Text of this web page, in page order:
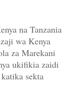
na Tanzania
wa Kenya
za Marekani
ukifikia zaidi
sekta